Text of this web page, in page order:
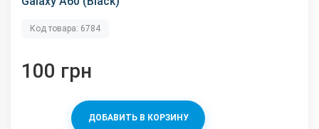
Код товара: 6784
100 грн
ДОБАВИТЬ В КОРЗИНУ